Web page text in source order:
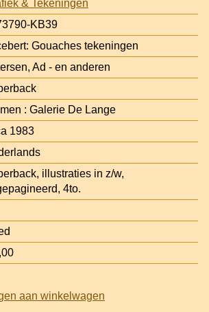
& Tekeningen
KB39
Gouaches tekeningen
Ad - en anderen
: Galerie De Lange
1983
illustraties in z/w,
4to.
aan winkelwagen